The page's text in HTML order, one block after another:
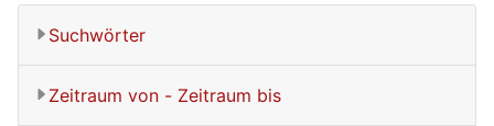
Suchwörter
Zeitraum von - Zeitraum bis